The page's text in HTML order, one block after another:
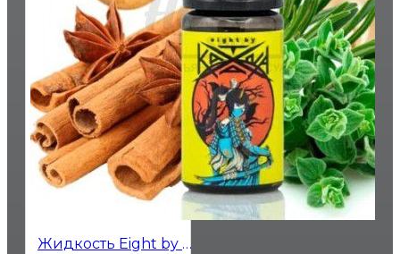
Жидкость Eight by Katana 5% 10мл Pan Masala (пан масала)